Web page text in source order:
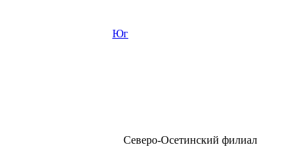
Юг
Северо-Осетинский филиал